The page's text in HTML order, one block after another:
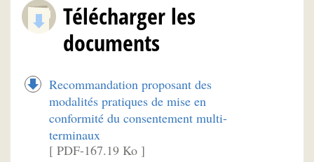
Télécharger les
documents
Recommandation proposant des
modalités pratiques de mise en
conformité du consentement multi-
terminaux
[ PDF-167.19 Ko ]